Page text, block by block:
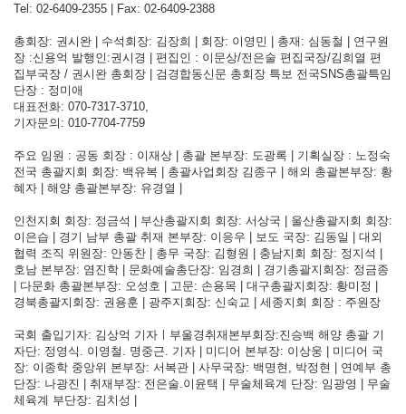
Tel: 02-6409-2355 | Fax: 02-6409-2388
총회장: 권시완 | 수석회장: 김장희 | 회장: 이영민 | 총재: 심동철 | 연구원
장 :신용억 발행인:권시경 | 편집인 : 이문상/전은술 편집국장/김희열 편
집부국장 / 권시완 총회장 | 검경합동신문 총회장 특보 전국SNS총괄특임
단장 : 정미애
대표전화: 070-7317-3710,
기자문의: 010-7704-7759
주요 임원 : 공동 회장 : 이재상 | 총괄 본부장: 도광록 | 기획실장 : 노정숙
전국 총괄지회 회장: 백유복 | 총괄사업회장 김종구 | 해외 총괄본부장: 황
혜자 | 해양 총괄본부장: 유경열 |
인천지회 회장: 정금석 | 부산총괄지회 회장: 서상국 | 울산총괄지회 회장:
이은습 | 경기 남부 총괄 취재 본부장: 이응우 | 보도 국장: 김동일 | 대외
협력 조직 위원장: 안동찬 | 총무 국장: 김형원 | 충남지회 회장: 정지석 |
호남 본부장: 염진학 | 문화예술총단장: 임경희 | 경기총괄지회장: 정금종
| 다문화 총괄본부장: 오성호 | 고문: 손용목 | 대구총괄지회장: 황미정 |
경북총괄지회장: 권용훈 | 광주지회장: 신숙교 | 세종지회 회장 : 주원장
국회 출입기자: 김상억 기자ㅣ부울경취재본부회장:진승백 해양 총괄 기
자단: 정영식. 이영철. 명중근. 기자 | 미디어 본부장: 이상웅 | 미디어 국
장: 이종학 중앙위 본부장: 서복관 | 사무국장: 백명현, 박정현 | 연예부 총
단장: 나광진 | 취재부장: 전은술.이윤택 | 무술체육계 단장: 임광영 | 무술
체육계 부단장: 김치성 |